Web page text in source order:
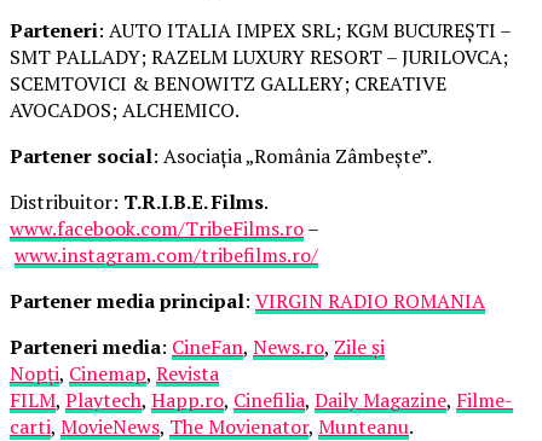
Parteneri: AUTO ITALIA IMPEX SRL; KGM BUCUREȘTI –
SMT PALLADY; RAZELM LUXURY RESORT – JURILOVCA;
SCEMTOVICI & BENOWITZ GALLERY; CREATIVE
AVOCADOS; ALCHEMICO.
Partener social: Asociația „România Zâmbește”.
Distribuitor: T.R.I.B.E. Films.
www.facebook.com/TribeFilms.ro–
www.instagram.com/tribefilms.ro/
Partener media principal: VIRGIN RADIO ROMANIA
Parteneri media: CineFan, News.ro, Zile și
Nopți, Cinemap, Revista
FILM, Playtech, Happ.ro, Cinefilia, Daily Magazine, Filme-
carti, MovieNews, The Movienator, Munteanu.